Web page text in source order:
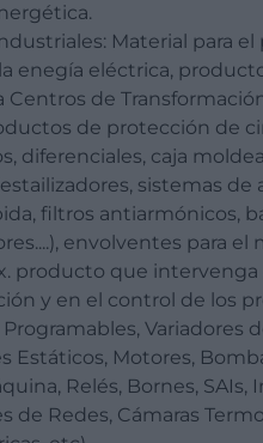
Material para el
enegía eléctrica,
Centros de
de protección de
diferenciales, caja
sistemas de
filtros antiarmónicos,
envolventes para el
producto que intervenga
y en el control de los
Variadores
Estáticos, Motores,
Relés, Bornes, SAIs,
de Redes, Cámaras